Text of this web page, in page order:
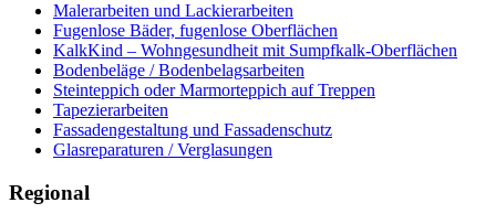
Malerarbeiten und Lackierarbeiten
Fugenlose Bäder, fugenlose Oberflächen
KalkKind – Wohngesundheit mit Sumpfkalk-Oberflächen
Bodenbeläge / Bodenbelagsarbeiten
Steinteppich oder Marmorteppich auf Treppen
Tapezierarbeiten
Fassadengestaltung und Fassadenschutz
Glasreparaturen / Verglasungen
Regional